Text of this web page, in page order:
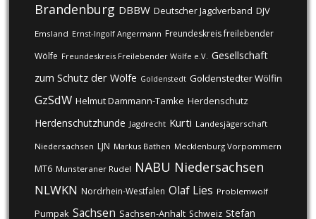
Brandenburg DBBW Deutscher Jagdverband DJV
Emsland Ernst-Ingolf Angermann Freundeskreis freilebender
Wölfe Freundeskreis Freilebender Wölfe e.V. Gesellschaft
zum Schutz der Wölfe Goldenstedt Goldenstedter Wölfin
GzSdW Helmut Dammann-Tamke Herdenschutz
Herdenschutzhunde Jagdrecht Kurti Landesjägerschaft
Niedersachsen LJN Markus Bathen Mecklenburg Vorpommern
MT6 Munsteraner Rudel NABU Niedersachsen
NLWKN Nordrhein-Westfalen Olaf Lies Problemwolf
Pumpak Sachsen Sachsen-Anhalt Schweiz Stefan